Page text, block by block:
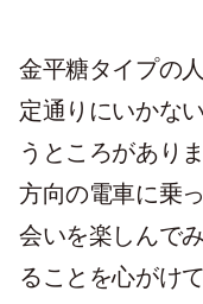
金平糖タイプの
定通りにいかな
うところがあり
方向の電車に乗
会いを楽しんで
ることを心がけ